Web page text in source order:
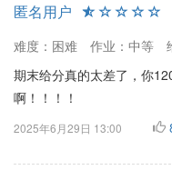
匿名用户
难度：困难
作业：中等
期末给分真的太差了，你
啊！！！！
2025年6月29日 13:00